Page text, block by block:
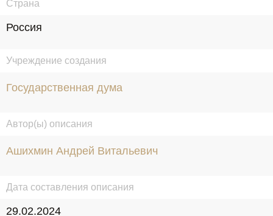
Страна
Россия
Учреждение создания
Государственная дума
Автор(ы) описания
Ашихмин Андрей Витальевич
Дата составления описания
29.02.2024